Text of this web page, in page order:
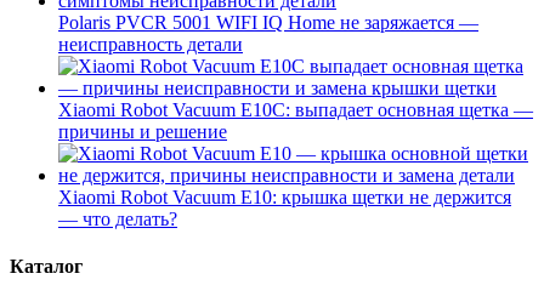
Polaris PVCR 5001 WIFI IQ Home не заряжается —
неисправность детали
Xiaomi Robot Vacuum E10C: выпадает основная щетка —
причины и решение
Xiaomi Robot Vacuum E10: крышка щетки не держится
— что делать?
Каталог